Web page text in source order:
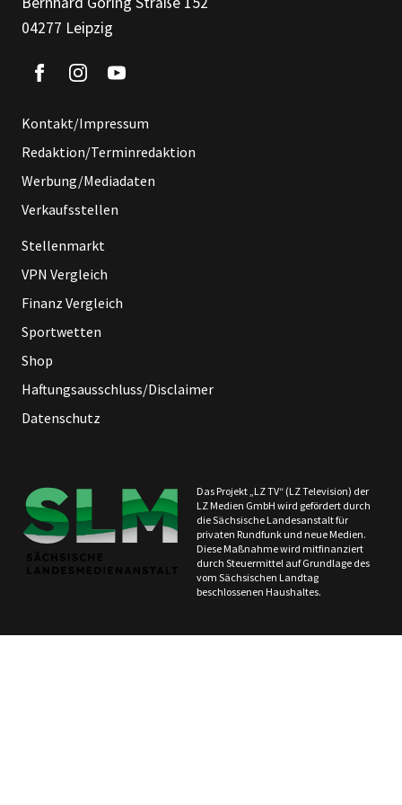
04277 Leipzig
Kontakt/Impressum
Redaktion/Terminredaktion
Werbung/Mediadaten
Verkaufsstellen
Stellenmarkt
VPN Vergleich
Finanz Vergleich
Sportwetten
Shop
Haftungsausschluss/Disclaimer
Datenschutz
Das Projekt „LZ TV“ (LZ Television) der
LZ Medien GmbH wird gefördert durch
die Sächsische Landesanstalt für
privaten Rundfunk und neue Medien.
Diese Maßnahme wird mitfinanziert
durch Steuermittel auf Grundlage des
vom Sächsischen Landtag
beschlossenen Haushaltes.